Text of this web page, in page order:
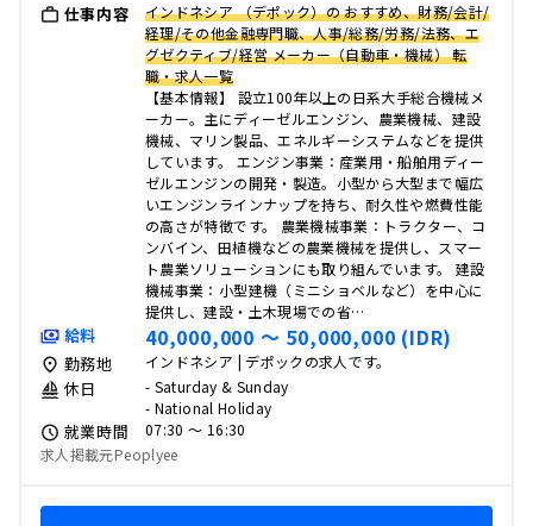
仕事内容
インドネシア （デポック）の おすすめ、財務/会計/
経理/その他金融専門職、人事/総務/労務/法務、エ
グゼクティブ/経営 メーカー（自動車・機械） 転
職・求人一覧
【基本情報】 設立100年以上の日系大手総合機械メ
ーカー。主にディーゼルエンジン、農業機械、建設
機械、マリン製品、エネルギーシステムなどを提供
しています。 エンジン事業：産業用・船舶用ディー
ゼルエンジンの開発・製造。小型から大型まで幅広
いエンジンラインナップを持ち、耐久性や燃費性能
の高さが特徴です。 農業機械事業：トラクター、コ
ンバイン、田植機などの農業機械を提供し、スマー
ト農業ソリューションにも取り組んでいます。 建設
機械事業：小型建機（ミニショベルなど）を中心に
提供し、建設・土木現場での省…
給料 40,000,000 〜 50,000,000 (IDR)
勤務地 インドネシア | デポックの求人です。
休日
- Saturday & Sunday
- National Holiday
就業時間
07:30 〜 16:30
求人掲載元Peoplyee